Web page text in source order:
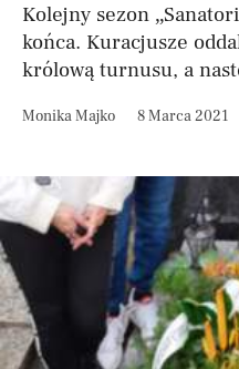
Kolejny sezon
końca. Kuracjusze
królową turnusu, a
Monika Majko 8 Marca 2021